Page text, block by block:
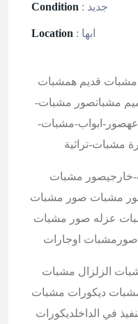
Condition : جديد
Location : ابها
قديم همشبات
مشباتصور مشبات-
ابواب-مشبات-
مشبات-تراثية
خارجيصور مشبات
مشبات صور مشبات
عزله صور مشبات
اوجارات
الزلزال مشبات
ديكورات مشبات
في الداخلديكورات